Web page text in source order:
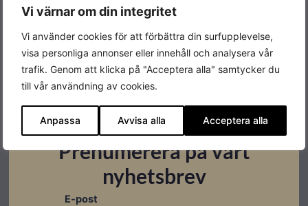
Vi värnar om din integritet
Vi använder cookies för att förbättra din surfupplevelse,
visa personliga annonser eller innehåll och analysera vår
trafik. Genom att klicka på "Acceptera alla" samtycker du
till vår användning av cookies.
Anpassa Avvisa alla Acceptera alla
Färg Svart
Varumärke Melbye
Leverantörens
artikelnummer
Garanti 5 år, 25 års livslängd
Prenumerera på vårt
nyhetsbrev
E-post